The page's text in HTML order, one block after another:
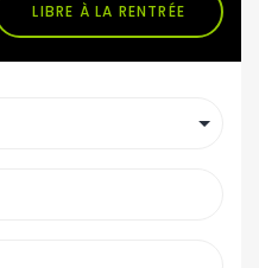
LIBRE À LA RENTRÉE